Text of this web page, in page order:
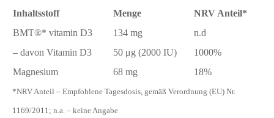
Inhaltsstoff Menge
NRV Anteil*
BMT®* vitamin D3
134 mg
n.d
– davon Vitamin D3
50 μg (2000 IU)
1000%
Magnesium
68 mg 18%
*NRV Anteil – Empfohlene Tagesdosis, gemäß Verordnung (EU) Nr.
1169/2011; n.a. – keine Angabe